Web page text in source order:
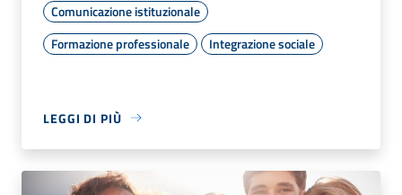
Comunicazione istituzionale
Formazione professionale
Integrazione sociale
LEGGI DI PIÙ